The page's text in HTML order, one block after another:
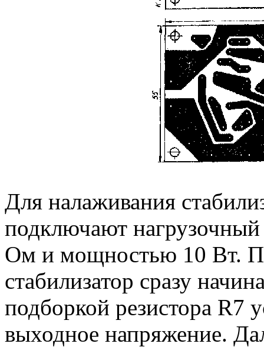
Для налаживания
подключают нагрузочный
Ом и мощностью 10 Вт.
стабилизатор сразу
подборкой резистора R7
выходное напряжение.